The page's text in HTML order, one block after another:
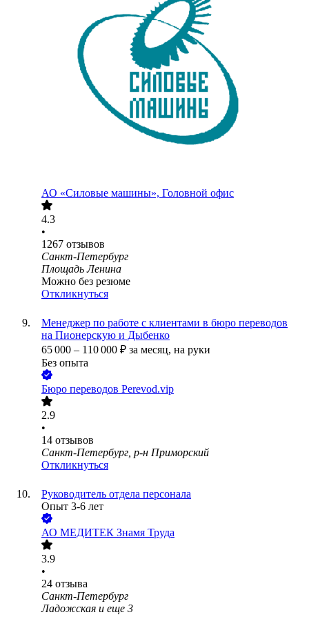
АО «Силовые машины», Головной офис
4.3
•
1267 отзывов
Санкт-Петербург
Площадь Ленина
Можно без резюме
Откликнуться
Менеджер по работе с клиентами в бюро переводов
на Пионерскую и Дыбенко
65 000 – 110 000 ₽ за месяц, на руки
Без опыта
Бюро переводов Perevod.vip
2.9
•
14 отзывов
Санкт-Петербург, р-н Приморский
Откликнуться
Руководитель отдела персонала
Опыт 3-6 лет
АО МЕДИТЕК Знамя Труда
3.9
•
24 отзыва
Санкт-Петербург
Ладожская и еще 3